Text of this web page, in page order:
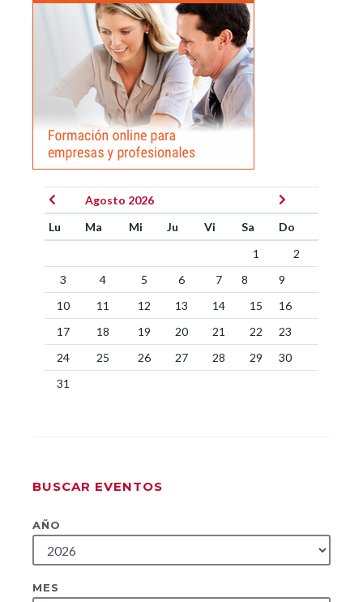
Agosto 2026
Lu
Ma Mi Ju Vi Sa
Do
1
2
3
4 5 6 7 8
9
10
11 12 13 14 15
16
17
18 19 20 21 22
23
24
25 26 27 28 29
30
31
BUSCAR EVENTOS
AÑO
MES